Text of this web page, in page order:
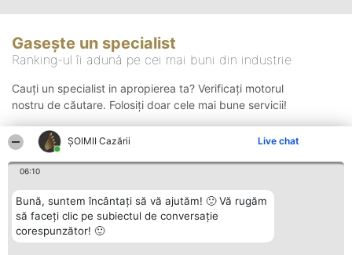
ȘOIMII Cazării Live chat
06:10
Bună, suntem încântați să vă ajutăm! 🙂 Vă rugăm
să faceți clic pe subiectul de conversație
corespunzător! 🙂
Gasește un specialist
Ranking-ul îi adună pe cei mai buni din industrie
Cauți un specialist in apropierea ta? Verificați motorul
nostru de căutare. Folosiți doar cele mai bune servicii!